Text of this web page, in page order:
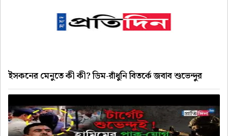
ইসকনের মেনুতে কী কী? ডিম-রাঁধুনি বিতর্কে জবাব শুভেন্দুর